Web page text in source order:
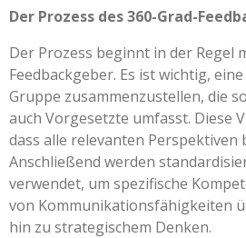
Der Prozess des 360-Grad-
Der Prozess beginnt in der Regel
Feedbackgeber. Es ist wichtig,
Gruppe zusammenzustellen, die
auch Vorgesetzte umfasst. Diese
dass alle relevanten Perspektiven
Anschließend werden
verwendet, um spezifische
von Kommunikationsfähigkeiten
hin zu strategischem Denken.